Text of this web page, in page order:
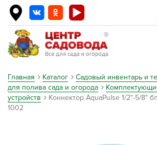
Главная Каталог Садовый инвентарь и
для полива сада и огорода
устройств
Коннектор AquaPulse 1/2"-5/8"
1002